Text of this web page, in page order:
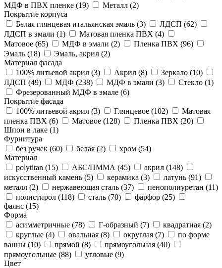
МДФ в ПВХ пленке (19) Металл (2)
Покрытие корпуса
Белая глянцевая итальянская эмаль (3) ЛДСП (62)
ЛДСП в эмали (1) Матовая пленка ПВХ (4)
Матовое (65) МДФ в эмали (2) Пленка ПВХ (96)
Эмаль (18) Эмаль, акрил (2)
Материал фасада
100% литьевой акрил (3) Акрил (8) Зеркало (10)
ЛДСП (49) МДФ (238) МДФ в эмали (3) Стекло (1)
Фрезерованный МДФ в эмале (6)
Покрытие фасада
100% литьевой акрил (3) Глянцевое (102)
Матовая
пленка ПВХ (6) Матовое (128) Пленка ПВХ (20)
Шпон в лаке (1)
Фурнитура
без ручек (60) белая (2) хром (54)
Материал
polytitan (15) АБС/ПММА (45) акрил (148)
искусственный камень (5) керамика (3) латунь (91)
металл (2) нержавеющая сталь (37) пенополиуретан (11)
полистирол (118) сталь (70) фарфор (25)
фаянс (15)
Форма
асимметричные (78) Г-образный (7) квадратная (2)
круглые (4) овальная (8) округлая (7)
по форме
ванны (10) прямой (8) прямоугольная (40)
прямоугольные (88) угловые (9)
Цвет